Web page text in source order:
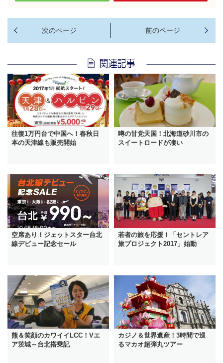
往復1万円台で中国へ！春秋日
本の天津線も販売開始
噂の甘党天国！北海道砂川市の
スイートロードが凄い
空席あり！ジェットスター台北
線デビュー記念セール
若者の旅を応援！「セントレア
旅プロジェクト2017」始動
熊＆笑顔のカワイイLCC！Vエ
ア茨城～台北搭乗記
カジノ＆世界遺産！3時間で巡
るマカオ超弾丸ツアー